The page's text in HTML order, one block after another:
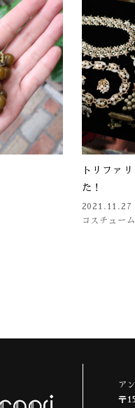
トリファ
た！
2021.11.27
コスチュー
ア
〒